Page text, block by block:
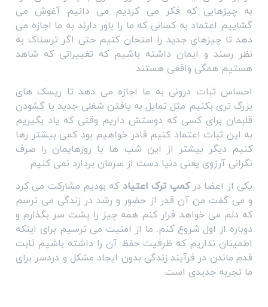
به چیزهایی که فکر می کردیم می دانیم آغوش می
گشاییم اعتماد به کسانی که ما را باور دارند به ما اجازه می
دهد تا چیزهای جدید را امتحان کنیم حتی اگر ترسناک به
نظر رسند و ایمان داشته باشیم که تغییراتی که شاهد
هستیم همگی واقعی هستند.
احساس ثبات درونی به ما اجازه می دهد تا ریسک های
بزرگ تری بکنیم مثل تمایل به یافتن شغلی جدید یا گشودن
قلبمان برای کسی که دوستش داریم وقتی که یاد بگیریم
به این ثبات اعتماد کنیم قادر خواهیم بود کمی بیشتر رها
کنیم دیگر بیشتر از این شب ها یا روزهایمان را صرف
نگرانی آرزوی یعنی دنیا دست از سرمان بردارد نمی کنیم.
یکی از اعضا درکمپ ترک اعتیاد که بودیم مشارکت می کرد
و می گفت من آن قدر از حضور و رشد در زندگی می ترسم
که دلم می خواهد فرار کنم همه چیز را پشت سر بگذارم و
دوباره از اول شروع کنم. ما از امنیت می ترسیم برای اینکه
اطمینان نداریم که ظرفیت حفظ آن را داشته باشیم ثابت
قدم ماندن در فرآیند زندگی بدون ایجاد مشکل و دردسر برای
ما تجربه جدیدی است.